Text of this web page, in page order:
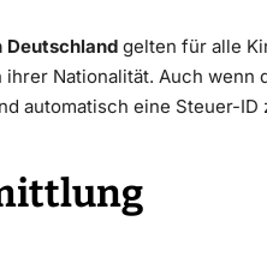
Deutschland gelten für alle
Nationalität. Auch wenn
automatisch eine Steuer-